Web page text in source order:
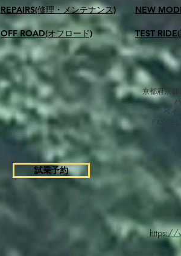
REPAIRS(修理・メンテナンス)
OFF ROAD(オフロード)
NEW
TEST
京都府京都
ベイ
FAX/
試乗予約
https://